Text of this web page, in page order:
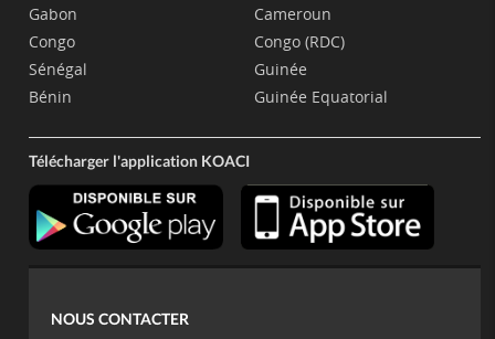
Gabon
Congo
Sénégal
Bénin
Cameroun
Congo (RDC)
Guinée
Guinée Equatorial
Télécharger l'application KOACI
NOUS CONTACTER